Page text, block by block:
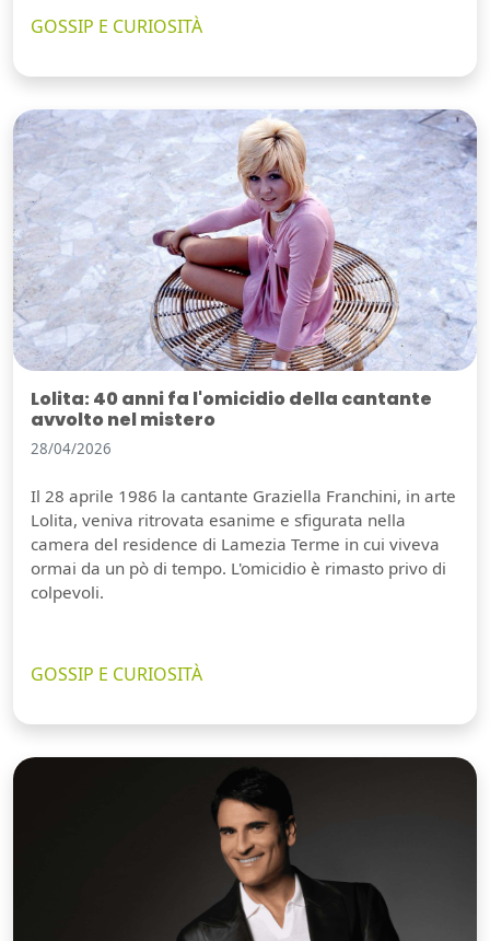
GOSSIP E CURIOSITÀ
Lolita: 40 anni fa l'omicidio della cantante
avvolto nel mistero
28/04/2026
Il 28 aprile 1986 la cantante Graziella Franchini, in arte
Lolita, veniva ritrovata esanime e sfigurata nella
camera del residence di Lamezia Terme in cui viveva
ormai da un pò di tempo. L'omicidio è rimasto privo di
colpevoli.
GOSSIP E CURIOSITÀ